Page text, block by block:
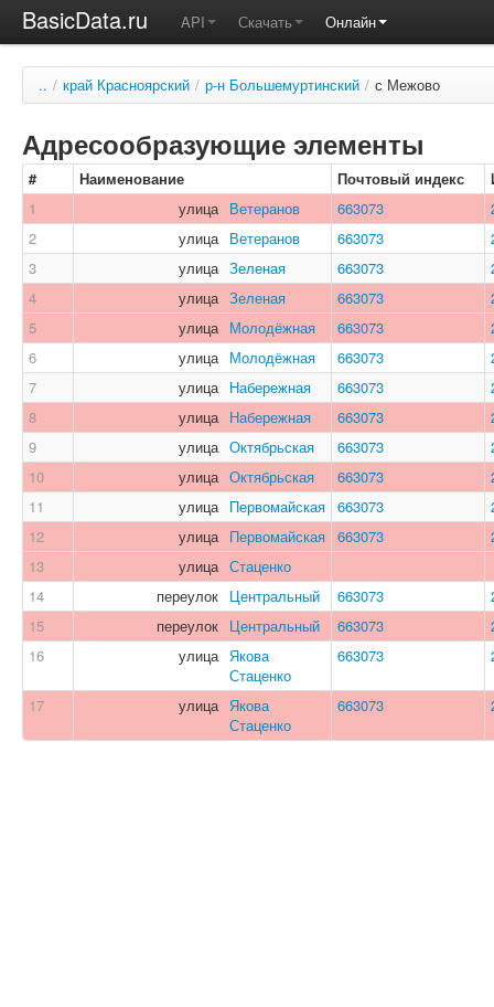
BasicData.ru API Скачать Онлайн
.. / край Красноярский / р-н Большемуртинский / с Межово
Адресообразующие элементы
# Наименование Почтовый индекс
1
улица Ветеранов 663073
2
улица Ветеранов 663073
3
улица Зеленая 663073
4
улица Зеленая 663073
5
улица Молодёжная 663073
6
улица Молодёжная 663073
7
улица Набережная 663073
8
улица Набережная 663073
9
улица Октябрьская 663073
10
улица Октябрьская 663073
11
улица Первомайская 663073
12
улица Первомайская 663073
13
улица Стаценко
14
переулок Центральный 663073
15
переулок Центральный 663073
16
улица Якова
Стаценко
663073
17 улица Якова
Стаценко
663073